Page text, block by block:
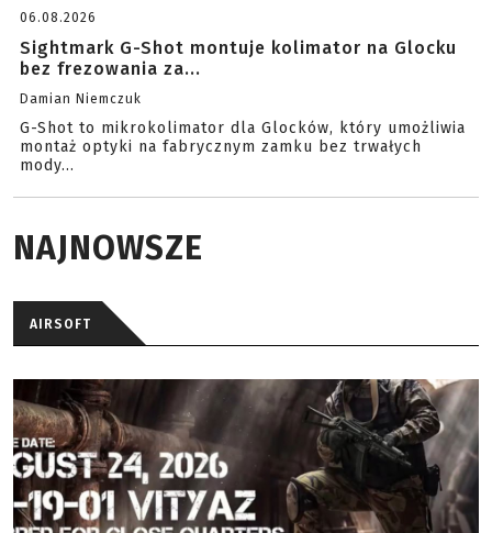
06.08.2026
Sightmark G-Shot montuje kolimator na Glocku
bez frezowania za...
Damian Niemczuk
G-Shot to mikrokolimator dla Glocków, który umożliwia
montaż optyki na fabrycznym zamku bez trwałych
mody...
NAJNOWSZE
AIRSOFT